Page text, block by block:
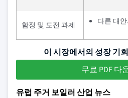
함정 및 도전 과제 다른 대
이 시장에서의 성장 기
무료 PDF 다
유럽 주거 보일러 산업 뉴스